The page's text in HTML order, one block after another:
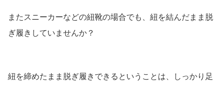
またスニーカーなどの紐靴の場合でも、紐を結んだまま脱
ぎ履きしていませんか？
紐を締めたまま脱ぎ履きできるということは、しっかり足